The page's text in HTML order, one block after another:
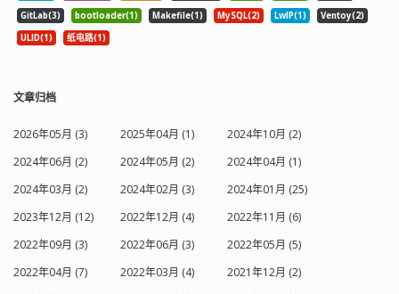
GitLab(3)
bootloader(1) Makefile(1) MySQL(2) LwIP(1)
Ventoy(2)
ULID(1)
纸电路(1)
文章归档
2026年05月 (3) 2025年04月 (1)
2024年10月 (2)
2024年06月 (2)
2024年05月 (2)
2024年04月 (1)
2024年03月 (2)
2024年02月 (3)
2024年01月 (25)
2023年12月 (12)
2022年12月 (4)
2022年11月 (6)
2022年09月 (3)
2022年06月 (3)
2022年05月 (5)
2022年04月 (7)
2022年03月 (4)
2021年12月 (2)